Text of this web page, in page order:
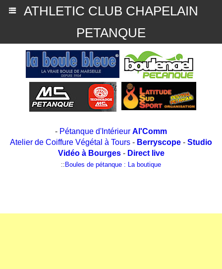
ATHLETIC CLUB CHAPELAIN
PETANQUE
- Pétanque d'Intérieur Al'Comm
Atelier de Coiffure Végétal à Tours - Berryscope - Studio
Vidéo à Bourges- Direct live
:: Boules de pétanque : La boutique